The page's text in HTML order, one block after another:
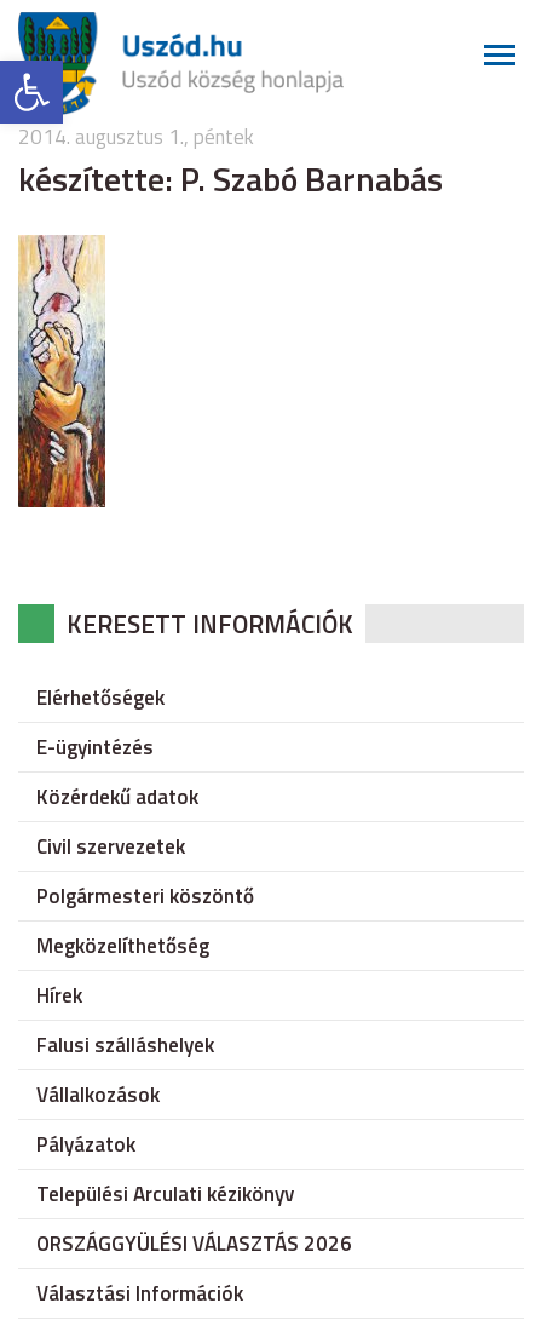
Eszköztár megnyitása
2014. augusztus 1., péntek
készítette: P. Szabó Barnabás
KERESETT INFORMÁCIÓK
Elérhetőségek
E-ügyintézés
Közérdekű adatok
Civil szervezetek
Polgármesteri köszöntő
Megközelíthetőség
Hírek
Falusi szálláshelyek
Vállalkozások
Pályázatok
Települési Arculati kézikönyv
ORSZÁGGYÜLÉSI VÁLASZTÁS 2026
Választási Információk